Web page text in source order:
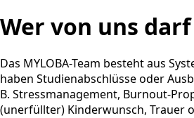
Wer von uns
Das MYLOBA-Team besteht aus
haben Studienabschlüsse oder
B. Stressmanagement, Burnout-
(unerfüllter) Kinderwunsch, Trauer